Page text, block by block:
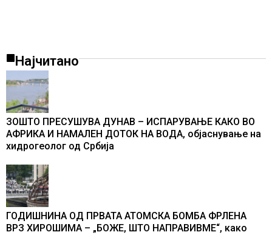
Најчитано
ЗОШТО ПРЕСУШУВА ДУНАВ – ИСПАРУВАЊЕ КАКО ВО
АФРИКА И НАМАЛЕН ДОТОК НА ВОДА, објаснување на
хидрогеолог од Србија
ГОДИШНИНА ОД ПРВАТА АТОМСКА БОМБА ФРЛЕНА
ВРЗ ХИРОШИМА – „БОЖЕ, ШТО НАПРАВИВМЕ“, како